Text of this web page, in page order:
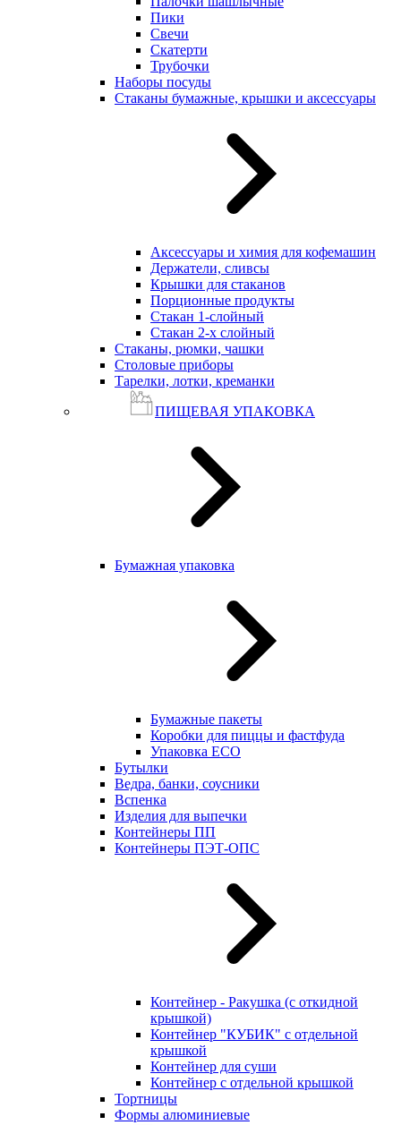
Пики
Свечи
Скатерти
Трубочки
Наборы посуды
Стаканы бумажные, крышки и аксессуары
Аксессуары и химия для кофемашин
Держатели, сливсы
Крышки для стаканов
Порционные продукты
Стакан 1-слойный
Стакан 2-х слойный
Стаканы, рюмки, чашки
Столовые приборы
Тарелки, лотки, креманки
ПИЩЕВАЯ УПАКОВКА
Бумажная упаковка
Бумажные пакеты
Коробки для пиццы и фастфуда
Упаковка ECO
Бутылки
Ведра, банки, соусники
Вспенка
Изделия для выпечки
Контейнеры ПП
Контейнеры ПЭТ-ОПС
Контейнер - Ракушка (с откидной
крышкой)
Контейнер "КУБИК" с отдельной
крышкой
Контейнер для суши
Контейнер с отдельной крышкой
Тортницы
Формы алюминиевые